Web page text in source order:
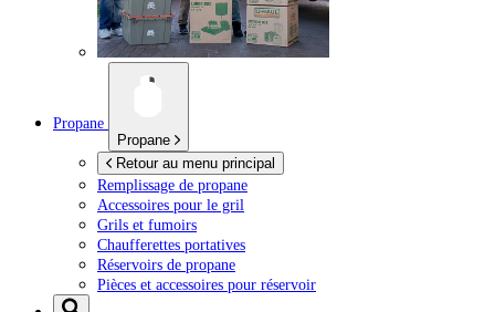
Propane
Propane
Retour au menu principal
Remplissage de propane
Accessoires pour le gril
Grils et fumoirs
Chaufferettes portatives
Réservoirs de propane
Pièces et accessoires pour réservoir